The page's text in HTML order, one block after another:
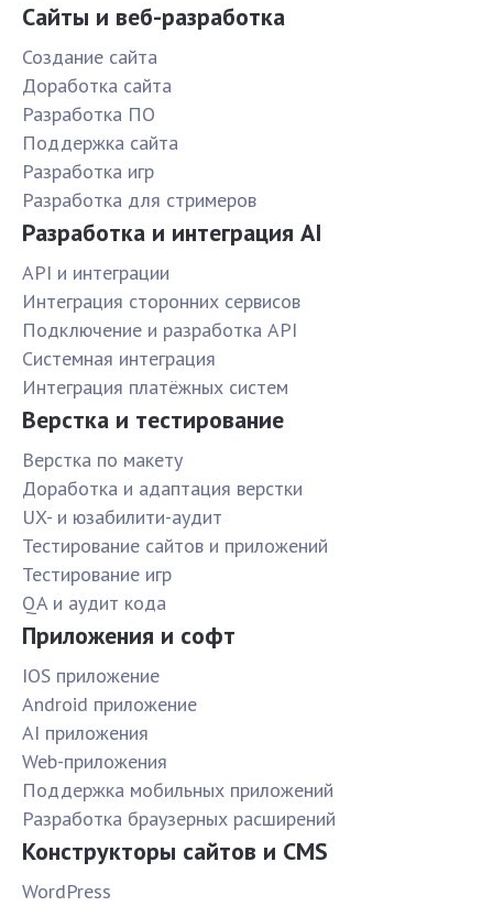
Сайты и веб-разработка
Создание сайта
Доработка сайта
Разработка ПО
Поддержка сайта
Разработка игр
Разработка для стримеров
Разработка и интеграция AI
API и интеграции
Интеграция сторонних сервисов
Подключение и разработка API
Системная интеграция
Интеграция платёжных систем
Верстка и тестирование
Верстка по макету
Доработка и адаптация верстки
UX- и юзабилити-аудит
Тестирование сайтов и приложений
Тестирование игр
QA и аудит кода
Приложения и софт
IOS приложение
Android приложение
AI приложения
Web-приложения
Поддержка мобильных приложений
Разработка браузерных расширений
Конструкторы сайтов и CMS
WordPress